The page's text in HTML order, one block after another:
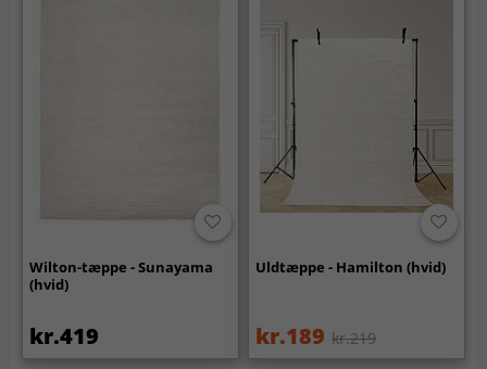
Wilton-tæppe - Sunayama
(hvid)
kr.419
Uldtæppe - Hamilton (hvid)
kr.189 kr.219